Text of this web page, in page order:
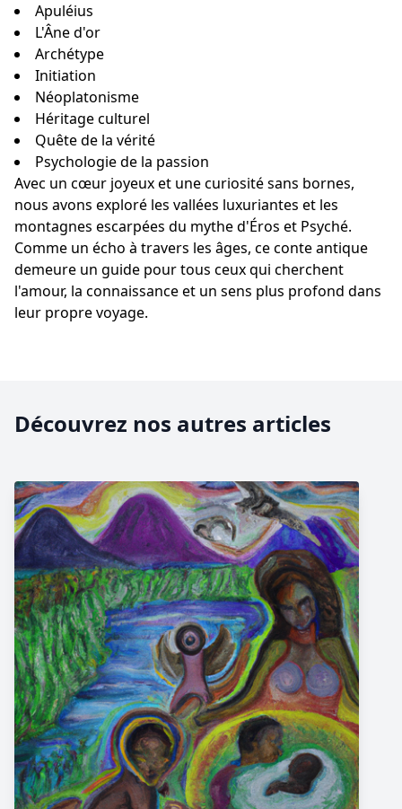
Apuléius
L'Âne d'or
Archétype
Initiation
Néoplatonisme
Héritage culturel
Quête de la vérité
Psychologie de la passion
Avec un cœur joyeux et une curiosité sans bornes,
nous avons exploré les vallées luxuriantes et les
montagnes escarpées du mythe d'Éros et Psyché.
Comme un écho à travers les âges, ce conte antique
demeure un guide pour tous ceux qui cherchent
l'amour, la connaissance et un sens plus profond dans
leur propre voyage.
Découvrez nos autres articles